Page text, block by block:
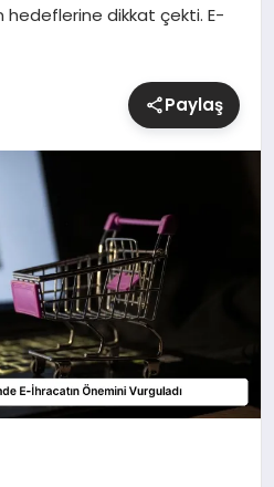
hedeflerine dikkat çekti. E-
Paylaş